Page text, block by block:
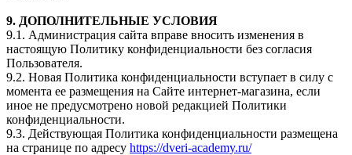
9. ДОПОЛНИТЕЛЬНЫЕ УСЛОВИЯ
9.1. Администрация сайта вправе вносить изменения в
настоящую Политику конфиденциальности без согласия
Пользователя.
9.2. Новая Политика конфиденциальности вступает в силу с
момента ее размещения на Сайте интернет-магазина, если
иное не предусмотрено новой редакцией Политики
конфиденциальности.
9.3. Действующая Политика конфиденциальности размещена
на странице по адресу https://dveri-academy.ru/